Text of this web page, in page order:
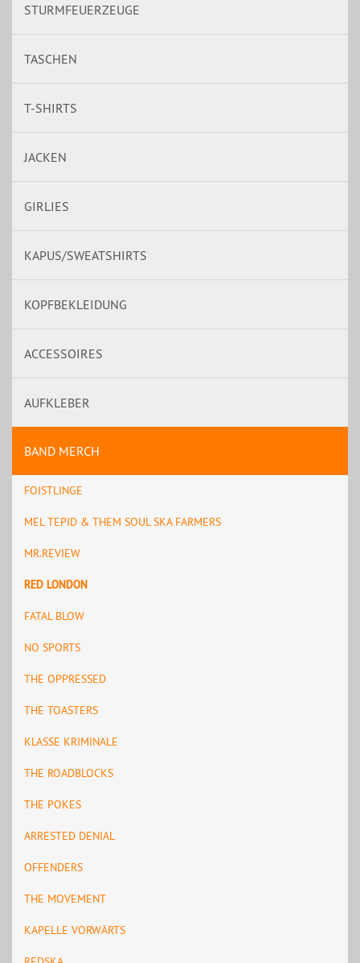
STURMFEUERZEUGE
TASCHEN
T-SHIRTS
JACKEN
GIRLIES
KAPUS/SWEATSHIRTS
KOPFBEKLEIDUNG
ACCESSOIRES
AUFKLEBER
BAND MERCH
FOISTLINGE
MEL TEPID & THEM SOUL SKA FARMERS
MR.REVIEW
RED LONDON
FATAL BLOW
NO SPORTS
THE OPPRESSED
THE TOASTERS
KLASSE KRIMINALE
THE ROADBLOCKS
THE POKES
ARRESTED DENIAL
OFFENDERS
THE MOVEMENT
KAPELLE VORWÄRTS